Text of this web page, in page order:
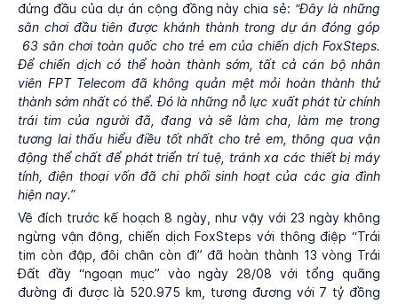
đứng đầu của dự án cộng đồng này chia sẻ: “Đây là những
sân chơi đầu tiên được khánh thành trong dự án đóng góp
63 sân chơi toàn quốc cho trẻ em của chiến dịch FoxSteps.
Để chiến dịch có thể hoàn thành sớm, tất cả cán bộ nhân
viên FPT Telecom đã không quản mệt mỏi hoàn thành thử
thành sớm nhất có thể. Đó là những nỗ lực xuất phát từ chính
trái tim của người đã, đang và sẽ làm cha, làm mẹ trong
tương lai thấu hiểu điều tốt nhất cho trẻ em, thông qua vận
động thể chất để phát triển trí tuệ, tránh xa các thiết bị máy
tính, điện thoại vốn đã chi phối sinh hoạt của các gia đình
hiện nay.”
Về đích trước kế hoạch 8 ngày, như vậy với 23 ngày không
ngừng vận động, chiến dịch FoxSteps với thông điệp “Trái
tim còn đập, đôi chân còn đi” đã hoàn thành 13 vòng Trái
Đất đầy “ngoạn mục” vào ngày 28/08 với tổng quãng
đường đi được là 520.975 km, tương đương với 7 tỷ đồng